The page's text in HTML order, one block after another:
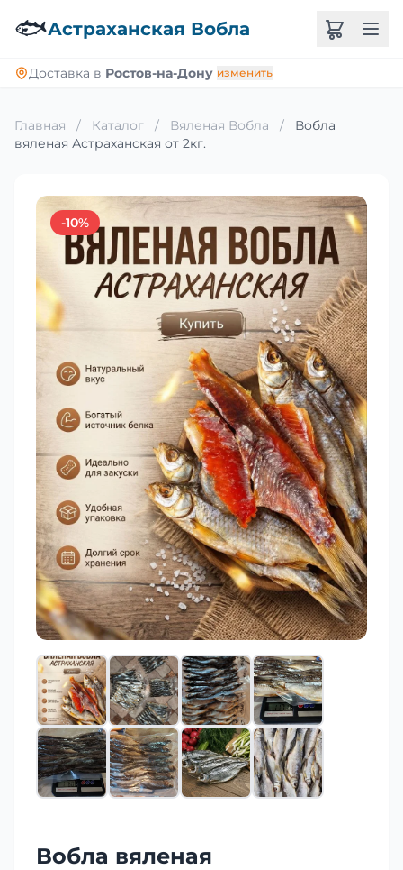
🐟Астраханская Вобла
Доставка в Ростов-на-Дону изменить
Главная / Каталог / Вяленая Вобла /
Вобла
вяленая Астраханская от 2кг.
-10%
Вобла вяленая